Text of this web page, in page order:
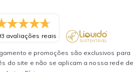
avaliações reais
e promoções são exclusivos para
do site e não se aplicam a nossa rede de